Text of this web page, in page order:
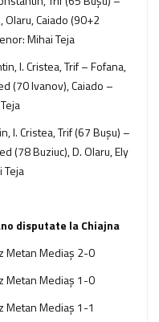
Olaru, Caiado (90+2
Mihai Teja
I. Cristea, Trif – Fofana,
(70 Ivanov), Caiado –
I. Cristea, Trif (67 Buşu) –
(78 Buziuc), D. Olaru, Ely
Teja
disputate la Chiajna
Metan Mediaş 2-0
Metan Mediaş 1-0
Metan Mediaş 1-1